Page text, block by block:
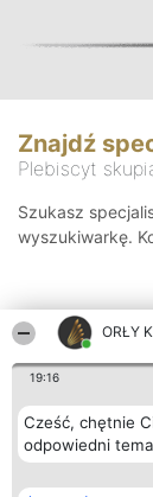
ORŁY
19:16
Cześć, chętnie
odpowiedni
Znajdź
Plebiscyt
Szukasz
wyszukiwarkę.
Organizator